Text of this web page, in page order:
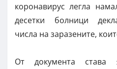
коронавирус легла
десетки болници
числа на заразените,
От документа